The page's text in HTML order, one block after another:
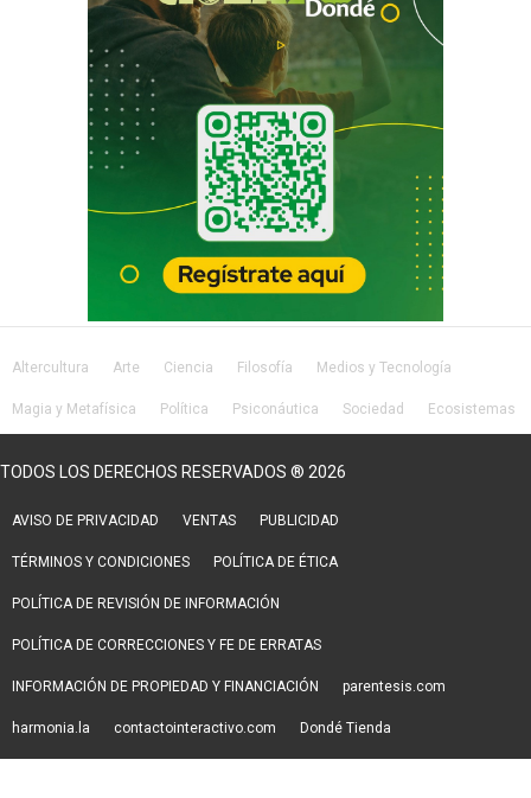
Altercultura Arte Ciencia Filosofía Medios y Tecnología
Magia y Metafísica Política Psiconáutica Sociedad Ecosistemas
TODOS LOS DERECHOS RESERVADOS ® 2026
AVISO DE PRIVACIDAD VENTAS PUBLICIDAD
TÉRMINOS Y CONDICIONES POLÍTICA DE ÉTICA
POLÍTICA DE REVISIÓN DE INFORMACIÓN
POLÍTICA DE CORRECCIONES Y FE DE ERRATAS
INFORMACIÓN DE PROPIEDAD Y FINANCIACIÓN parentesis.com
harmonia.la contactointeractivo.com Dondé Tienda